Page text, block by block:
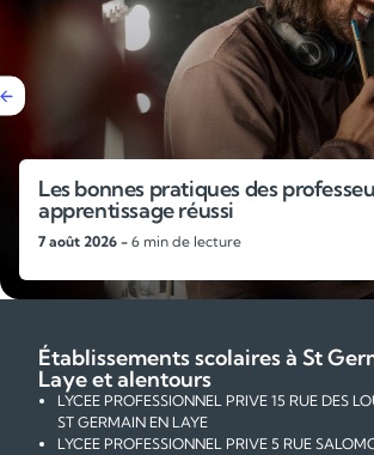
des professeurs pour un
Établissements scolaires à St
Laye et alentours
LYCEE PROFESSIONNEL PRIVE 15 RUE DES
ST GERMAIN EN LAYE
LYCEE PROFESSIONNEL PRIVE 5 RUE